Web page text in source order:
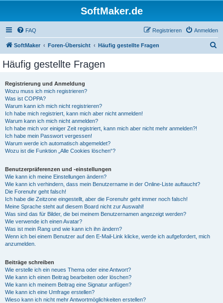
SoftMaker.de
FAQ Anmelden
Registrieren
SoftMaker Foren-Übersicht Häufig gestellte Fragen
Häufig gestellte Fragen
Registrierung und Anmeldung
Wozu muss ich mich registrieren?
Was ist COPPA?
Warum kann ich mich nicht registrieren?
Ich habe mich registriert, kann mich aber nicht anmelden!
Warum kann ich mich nicht anmelden?
Ich habe mich vor einiger Zeit registriert, kann mich aber nicht mehr anmelden?!
Ich habe mein Passwort vergessen!
Warum werde ich automatisch abgemeldet?
Wozu ist die Funktion „Alle Cookies löschen“?
Benutzerpräferenzen und -einstellungen
Wie kann ich meine Einstellungen ändern?
Wie kann ich verhindern, dass mein Benutzername in der Online-Liste auftaucht?
Die Forenuhr geht falsch!
Ich habe die Zeitzone eingestellt, aber die Forenuhr geht immer noch falsch!
Meine Sprache steht auf diesem Board nicht zur Auswahl!
Was sind das für Bilder, die bei meinem Benutzernamen angezeigt werden?
Wie verwende ich einen Avatar?
Was ist mein Rang und wie kann ich ihn ändern?
Wenn ich bei einem Benutzer auf den E-Mail-Link klicke, werde ich aufgefordert, mich
anzumelden.
Beiträge schreiben
Wie erstelle ich ein neues Thema oder eine Antwort?
Wie kann ich einen Beitrag bearbeiten oder löschen?
Wie kann ich meinem Beitrag eine Signatur anfügen?
Wie kann ich eine Umfrage erstellen?
Wieso kann ich nicht mehr Antwortmöglichkeiten erstellen?